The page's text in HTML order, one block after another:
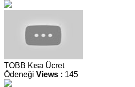
TOBB Kısa Ücret
Ödeneği Views : 145